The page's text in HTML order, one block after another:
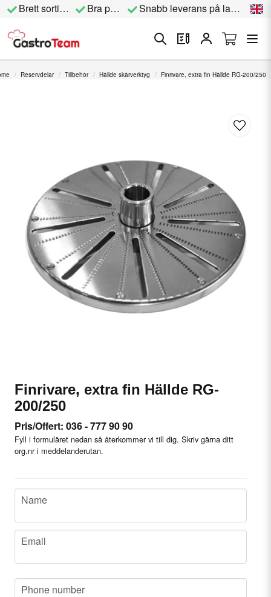
Brett sortiment Bra priser Snabb leverans på lagervara
Reservdelar Tillbehör Hällde skärverktyg Finrivare, extra fin Hällde RG-200/250
Finrivare, extra fin Hällde RG-
200/250
Pris/Offert: 036 - 777 90 90
Fyll i formuläret nedan så återkommer vi till dig. Skriv gärna ditt
org.nr i meddelanderutan.
name
Name
email
Email
phone
Phone number